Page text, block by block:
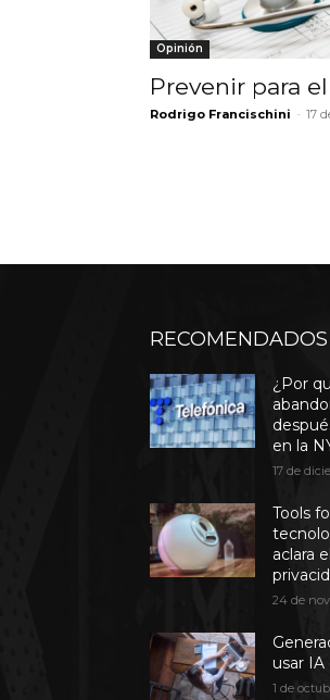
Opinión
Prevenir para
Rodrigo Francischini - 17
¿Por
en la
17 de
Tools
aclara
24 de
usar IA
1 de